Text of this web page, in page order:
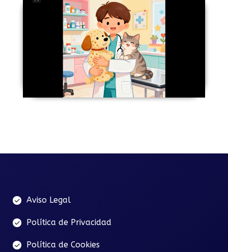
Aviso Legal
Política de Privacidad
Política de Cookies